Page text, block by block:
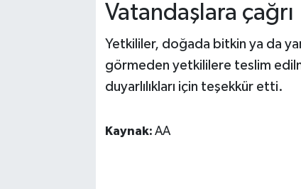
Vatandaşlara çağrı
Yetkililer, doğada bitkin ya da
görmeden yetkililere teslim
duyarlılıkları için teşekkür etti.
Kaynak: AA